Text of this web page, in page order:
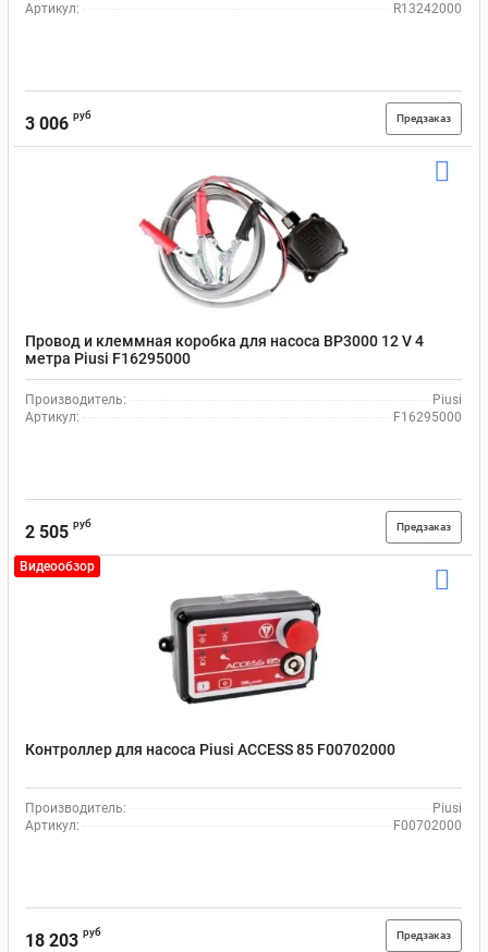
Артикул:
R13242000
3 006 руб Предзаказ
Провод и клеммная коробка для насоса BP3000 12 V 4
метра Рiusi F16295000
Производитель:
Piusi
Артикул:
F16295000
2 505 руб Предзаказ
Видеообзор
Контроллер для насоса Piusi ACCESS 85 F00702000
Производитель:
Piusi
Артикул:
F00702000
18 203 руб Предзаказ